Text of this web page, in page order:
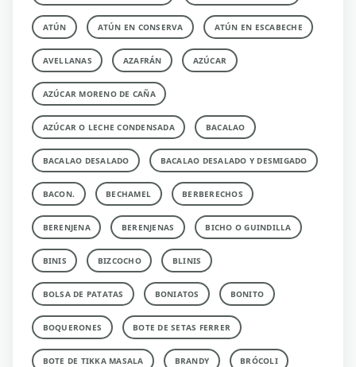
ATÚN ATÚN EN CONSERVA ATÚN EN ESCABECHE
AVELLANAS AZAFRÁN AZÚCAR
AZÚCAR MORENO DE CAÑA
AZÚCAR O LECHE CONDENSADA BACALAO
BACALAO DESALADO BACALAO DESALADO Y DESMIGADO
BACON. BECHAMEL BERBERECHOS
BERENJENA BERENJENAS BICHO O GUINDILLA
BINIS BIZCOCHO BLINIS
BOLSA DE PATATAS BONIATOS BONITO
BOQUERONES BOTE DE SETAS FERRER
BOTE DE TIKKA MASALA BRANDY BRÓCOLI